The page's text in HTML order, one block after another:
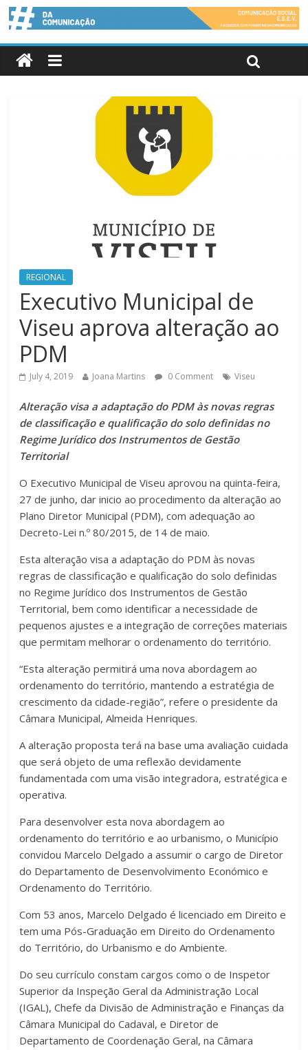
REGIONAL
Executivo Municipal de
Viseu aprova alteração ao
PDM
July 4, 2019 Joana Martins 0 Comment Viseu
Alteração visa a adaptação do PDM às novas regras
de classificação e qualificação do solo definidas no
Regime Jurídico dos Instrumentos de Gestão
Territorial
O Executivo Municipal de Viseu aprovou na quinta-feira,
27 de junho, dar inicio ao procedimento da alteração ao
Plano Diretor Municipal (PDM), com adequação ao
Decreto-Lei n.º 80/2015, de 14 de maio.
Esta alteração visa a adaptação do PDM às novas
regras de classificação e qualificação do solo definidas
no Regime Jurídico dos Instrumentos de Gestão
Territorial, bem como identificar a necessidade de
pequenos ajustes e a integração de correções materiais
que permitam melhorar o ordenamento do território.
“Esta alteração permitirá uma nova abordagem ao
ordenamento do território, mantendo a estratégia de
crescimento da cidade-região”, refere o presidente da
Câmara Municipal, Almeida Henriques.
A alteração proposta terá na base uma avaliação cuidada
que será objeto de uma reflexão devidamente
fundamentada com uma visão integradora, estratégica e
operativa.
Para desenvolver esta nova abordagem ao
ordenamento do território e ao urbanismo, o Município
convidou Marcelo Delgado a assumir o cargo de Diretor
do Departamento de Desenvolvimento Económico e
Ordenamento do Território.
Com 53 anos, Marcelo Delgado é licenciado em Direito e
tem uma Pós-Graduação em Direito do Ordenamento
do Território, do Urbanismo e do Ambiente.
Do seu currículo constam cargos como o de Inspetor
Superior da Inspeção Geral da Administração Local
(IGAL), Chefe da Divisão de Administração e Finanças da
Câmara Municipal do Cadaval, e Diretor de
Departamento de Coordenação Geral, na Câmara